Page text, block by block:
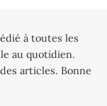
à toutes les
au quotidien.
articles. Bonne